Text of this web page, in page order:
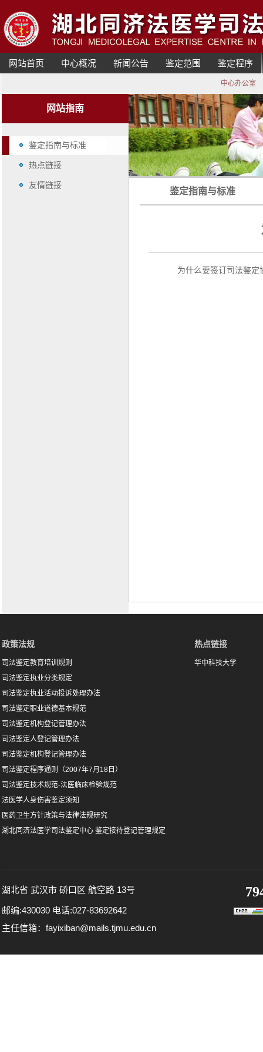
网站首页 中心概况 新闻公告 鉴定范围 鉴定程序
中心办公室
网站指南
鉴定指南与标准
热点链接
友情链接
鉴定指南与标准
为什么要签订司法鉴定
政策法规
司法鉴定教育培训规则
司法鉴定执业分类规定
司法鉴定执业活动投诉处理办法
司法鉴定职业道德基本规范
司法鉴定机构登记管理办法
司法鉴定人登记管理办法
司法鉴定机构登记管理办法
司法鉴定程序通则（2007年7月18日）
司法鉴定技术规范-法医临床检验规范
法医学人身伤害鉴定须知
医药卫生方针政策与法律法规研究
湖北同济法医学司法鉴定中心 鉴定接待登记管理规定
热点链接
华中科技大学
湖北省 武汉市 硚口区 航空路 13号
邮编:430030 电话:027-83692642
主任信箱：fayixiban@mails.tjmu.edu.cn